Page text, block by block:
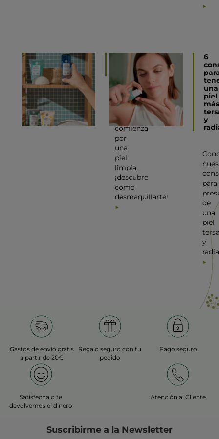
Como
desmaquillarse
correctamente
Una
piel
sana
comienza
por
una
piel
limpia,
¡descubre
como
desmaquillarte!
6
una
piel
más
y
para
de
una
piel
tersa
y
Gastos de envío gratis
a partir de 20€
Regalo seguro con tu
pedido
Pago seguro
Satisfecha o te
devolvemos el dinero
Atención al Cliente
Suscribirme a la Newsletter